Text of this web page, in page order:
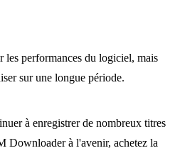
les performances du logiciel, mais
sur une longue période.
à enregistrer de nombreux titres
à l'avenir, achetez la